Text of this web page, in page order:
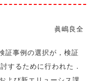
眞嶋良全
証事例の選択が，検証
するために行われた．